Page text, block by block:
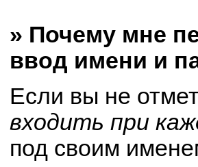
» Почему мне
ввод имени и
Если вы не
входить при
под своим